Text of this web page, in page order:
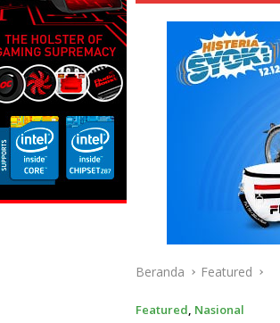
Beranda Featured
Featured, Nasional